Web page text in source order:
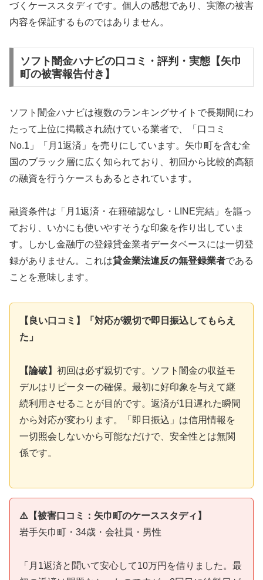
づくケーススタディです。個人の感想であり、実際の被害
内容を保証するものではありません。
ソフト闇金ハナビの口コミ・評判・実態【矢巾
町の被害報告付き】
ソフト闇金ハナビは複数のランキングサイトで長期間にわ
たって上位に掲載され続けている業者で、「口コミ
No.1」「月1返済」を売りにしています。矢巾町を含む全
国のブラック層に広く知られており、初回から比較的高額
の融資を行うケースもあるとされています。
融資条件は「月1返済・在籍確認なし・LINE完結」を謳っ
ており、いかにも使いやすそうな印象を作り出していま
す。しかし金融庁の登録貸金業者データベースには一切登
録がありません。これは貸金業法違反の無登録業者である
ことを意味します。
【良い口コミ】「対応が親切で即日振込してもらえ
た」
【論破】 初回は必ず親切です。ソフト闇金の収益モ
デルはリピーターの確保。最初に好印象を与えて継
続利用させることが目的です。返済が1日遅れた瞬間
から対応が変わります。「即日振込」は信用情報を
一切照会しないから可能なだけで、安全性とは無関
係です。
⚠️【被害口コミ：矢巾町のケーススタディ】
岩手矢巾町・34歳・会社員・男性
「月1返済と聞いて安心して10万円を借りました。最